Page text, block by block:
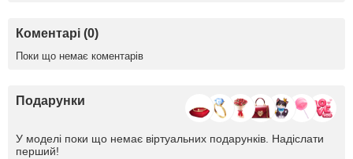
Коментарі (0)
Поки що немає коментарів
Подарунки
У моделі поки що немає віртуальних подарунків. Надіслати
перший!